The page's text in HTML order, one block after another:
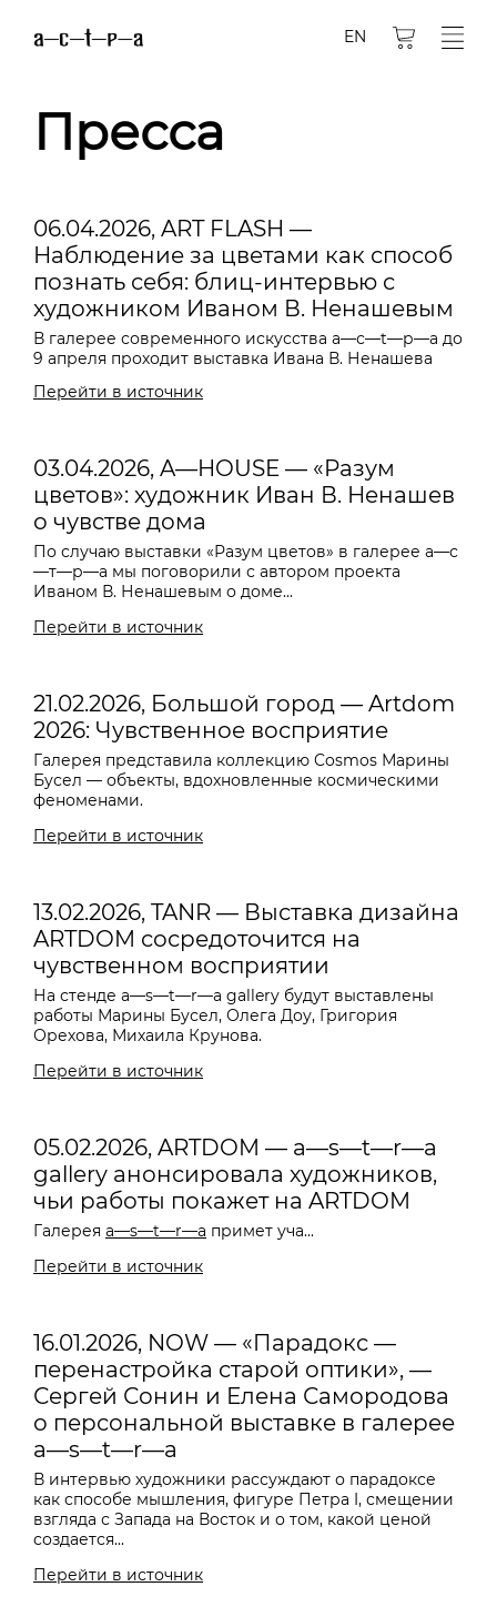
EN
Пресса
06.04.2026, ART FLASH —
Наблюдение за цветами как способ
познать себя: блиц-интервью с
художником Иваном В. Ненашевым
В галерее современного искусства a—с—t—р—а до
9 апреля проходит выставка Ивана В. Ненашева
Перейти в источник
03.04.2026, A—HOUSE — «Разум
цветов»: художник Иван В. Ненашев
о чувстве дома
По случаю выставки «Разум цветов» в галерее a—с
—т—р—a мы поговорили с автором проекта
Иваном В. Ненашевым о доме...
Перейти в источник
21.02.2026, Большой город — Artdom
2026: Чувственное восприятие
Галерея представила коллекцию Cosmos Марины
Бусел — объекты, вдохновленные космическими
феноменами.
Перейти в источник
13.02.2026, TANR — Выставка дизайна
ARTDOM сосредоточится на
чувственном восприятии
На стенде a—s—t—r—a gallery будут выставлены
работы Марины Бусел, Олега Доу, Григория
Орехова, Михаила Крунова.
Перейти в источник
05.02.2026, ARTDOM — a—s—t—r—a
gallery анонсировала художников,
чьи работы покажет на ARTDOM
Галерея a—s—t—r—a примет уча...
Перейти в источник
16.01.2026, NOW — «Парадокс —
перенастройка старой оптики», —
Сергей Сонин и Елена Самородова
о персональной выставке в галерее
a—s—t—r—a
В интервью художники рассуждают о парадоксе
как способе мышления, фигуре Петра I, смещении
взгляда с Запада на Восток и о том, какой ценой
создается...
Перейти в источник